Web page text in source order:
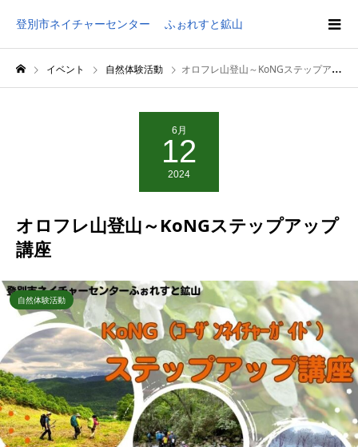
登別市ネイチャーセンター ふぉれすと鉱山
イベント 自然体験活動 オロフレ山登山～KoNGステップアップ講座
6月
12
2024
オロフレ山登山～KoNGステップアップ
講座
自然体験活動